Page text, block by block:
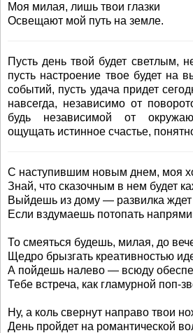
Моя милая, лишь твои глазки
Освещают мой путь на земле.
Пусть день твой будет светлым,
пусть настроение твое будет на
событий, пусть удача придет
навсегда, независимо от
будь независимой от
ощущать истинное счастье,
С наступившим новым днем, моя
Знай, что сказочным в нем будет
Выйдешь из дому — развилка
Если вздумаешь потопать
То смеяться будешь, милая, до
Щедро брызгать креативностью
А пойдешь налево — всюду
Тебе встреча, как гламурной поп-
Ну, а коль свернут направо твои
День пройдет на романтической